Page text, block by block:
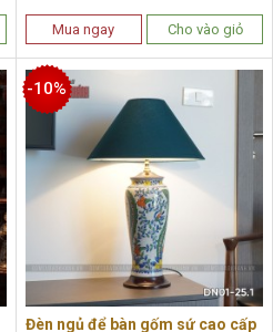
Mua ngay Cho vào giỏ
Đèn ngủ để bàn gốm sứ cao cấp
-10%